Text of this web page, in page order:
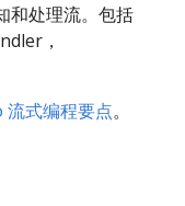
和处理流。包括
，
流式编程要点。